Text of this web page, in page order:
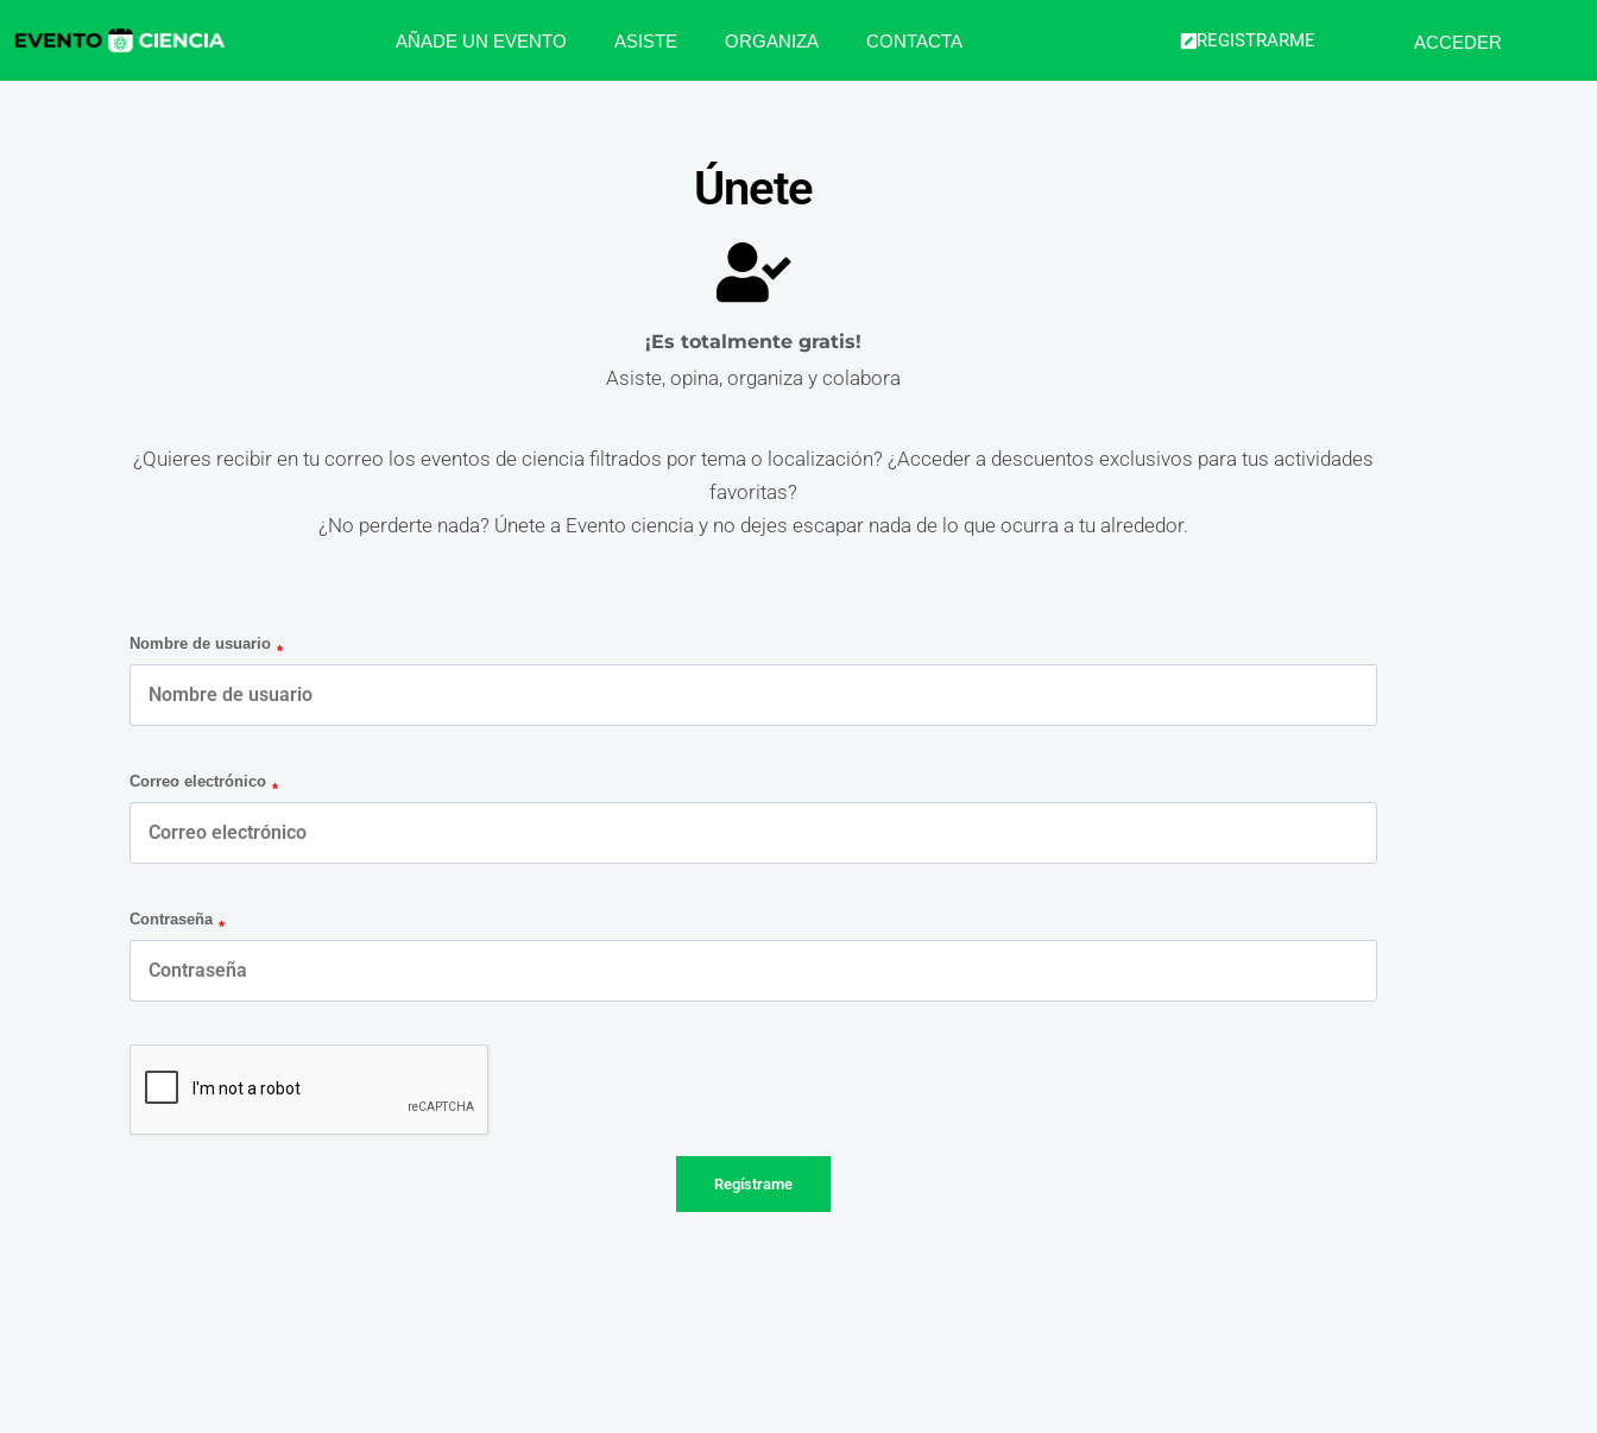
AÑADE UN EVENTO ASISTE ORGANIZA CONTACTA REGISTRARME ACCEDER
Únete
¡Es totalmente gratis!
Asiste, opina, organiza y colabora
¿Quieres recibir en tu correo los eventos de ciencia filtrados por tema o localización? ¿Acceder a descuentos exclusivos para tus actividades
favoritas?
¿No perderte nada? Únete a Evento ciencia y no dejes escapar nada de lo que ocurra a tu alrededor.
Nombre de usuario
Correo electrónico
Contraseña
Regístrame